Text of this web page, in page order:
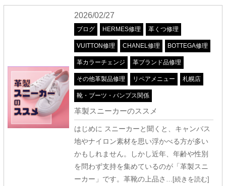
2026/02/27
ブログ HERMES修理 革くつ修理
VUITTON修理 CHANEL修理 BOTTEGA修理
革カラーチェンジ 革ブランド品修理
その他革製品修理 リペアメニュー 札幌店
靴・ブーツ・パンプス関係
革製スニーカーのススメ
はじめに スニーカーと聞くと、キャンバス
地やナイロン素材を思い浮かべる方が多い
かもしれません。しかし近年、年齢や性別
を問わず支持を集めているのが「革製スニ
ーカー」です。革靴の上品さ …[続きを読む]